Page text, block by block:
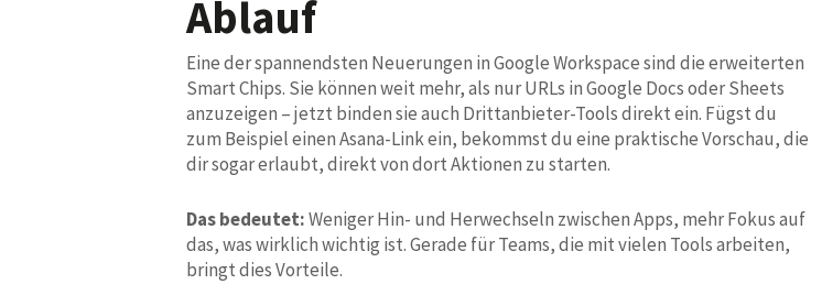
Ablauf
Eine der spannendsten Neuerungen in Google Workspace sind die erweiterten
Smart Chips. Sie können weit mehr, als nur URLs in Google Docs oder Sheets
anzuzeigen – jetzt binden sie auch Drittanbieter-Tools direkt ein. Fügst du
zum Beispiel einen Asana-Link ein, bekommst du eine praktische Vorschau, die
dir sogar erlaubt, direkt von dort Aktionen zu starten.
Das bedeutet:Weniger Hin- und Herwechseln zwischen Apps, mehr Fokus auf
das, was wirklich wichtig ist. Gerade für Teams, die mit vielen Tools arbeiten,
bringt dies Vorteile.